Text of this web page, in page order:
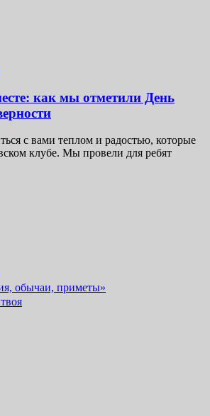
как мы отметили День
с вами теплом и радостью, которые
клубе. Мы провели для ребят
обычаи, приметы»